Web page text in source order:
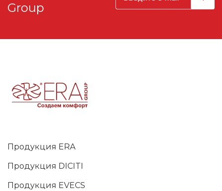
Group
Продукция ERA
Продукция DICITI
Продукция EVECS